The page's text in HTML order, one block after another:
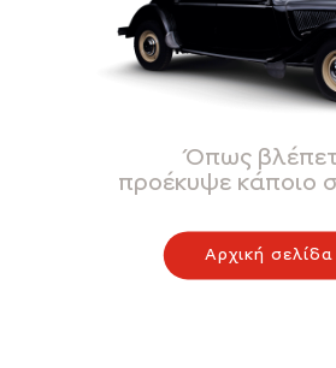
Όπως
προέκυψε κάποιο
Αρχική σελίδα